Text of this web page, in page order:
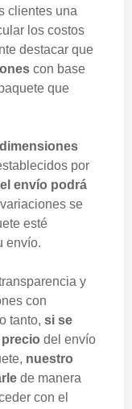
clientes una
los costos
destacar que
con base
que
por
envío podrá
se
esté
envío.
y
con
tanto, si se
del envío
nuestro
de manera
con el